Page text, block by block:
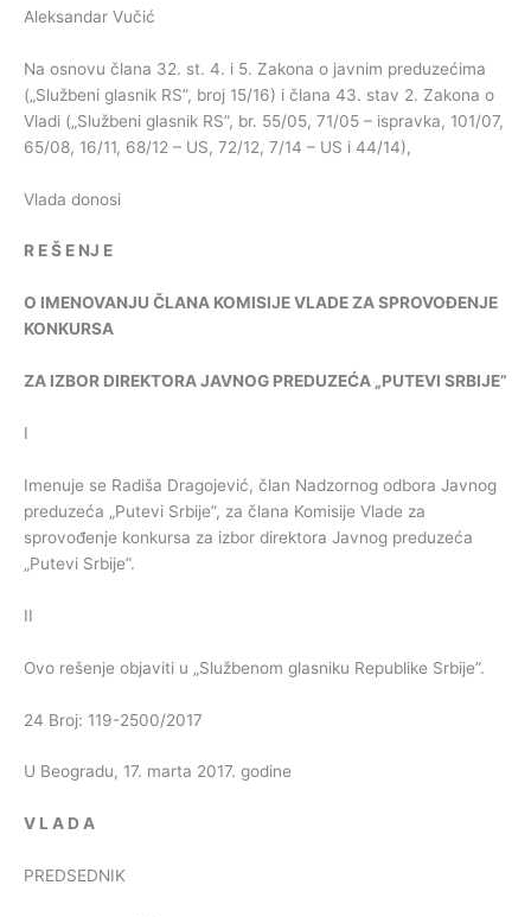
Aleksandar Vučić
Na osnovu člana 32. st. 4. i 5. Zakona o javnim preduzećima
(„Službeni glasnik RS”, broj 15/16) i člana 43. stav 2. Zakona o
Vladi („Službeni glasnik RS”, br. 55/05, 71/05 – ispravka, 101/07,
65/08, 16/11, 68/12 – US, 72/12, 7/14 – US i 44/14),
Vlada donosi
R EŠ E NJ E
O IMENOVANJU ČLANA KOMISIJEVLADEZASPROVOĐENJE
KONKURSA
ZA IZBOR DIREKTORAJAVNOG PREDUZEĆA „PUTEVI SRBIJE”
I
Imenuje se Radiša Dragojević, član Nadzornog odbora Javnog
preduzeća „Putevi Srbije”, za člana Komisije Vlade za
sprovođenje konkursa za izbor direktora Javnog preduzeća
„Putevi Srbije”.
II
Ovo rešenje objaviti u „Službenom glasniku Republike Srbije”.
24 Broj: 119-2500/2017
U Beogradu, 17. marta 2017. godine
V LA D A
PREDSEDNIK